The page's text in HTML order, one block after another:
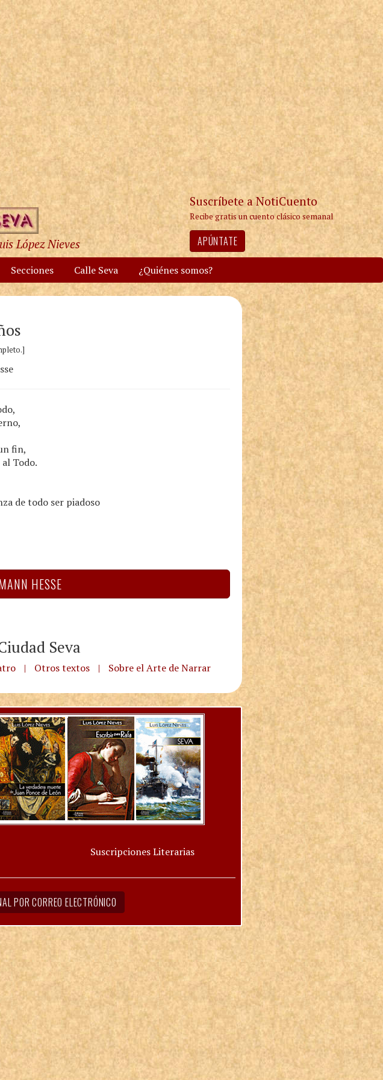
López Nieves
Suscríbete a NotiCuento
Recibe gratis un cuento clásico semanal
APÚNTATE
Secciones Calle Seva ¿Quiénes somos?
fin,
Todo.
de todo ser piadoso
HESSE
Seva
| Otros textos | Sobre el Arte de Narrar
Suscripciones Literarias
POR CORREO ELECTRÓNICO